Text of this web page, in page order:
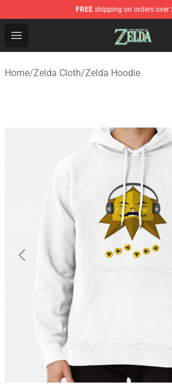
FREE shipping on orders over
Open menu
The Legend of Zelda Store -
Home/Zelda Cloth/Zelda Hoodie